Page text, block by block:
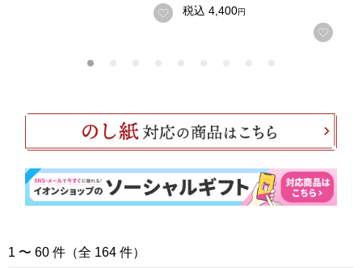
お気に入りに登録する
税込 4,400円
お気
「結婚内祝い」の商品一覧
1 〜 60 件（全 164 件）